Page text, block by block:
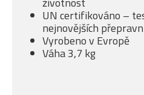
UN certifikováno –
nejnovějších
Vyrobeno v Evropě
Váha 3,7 kg